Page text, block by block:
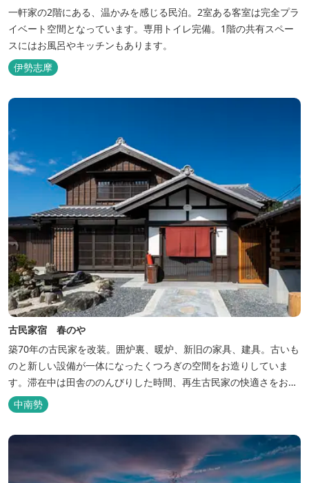
一軒家の2階にある、温かみを感じる民泊。2室ある客室は完全プラ
イベート空間となっています。専用トイレ完備。1階の共有スペー
スにはお風呂やキッチンもあります。
伊勢志摩
古民家宿 春のや
築70年の古民家を改装。囲炉裏、暖炉、新旧の家具、建具。古いも
のと新しい設備が一体になったくつろぎの空間をお造りしていま
す。滞在中は田舎ののんびりした時間、再生古民家の快適さをお楽
しみください。 【時間】 《 チェックイン 》 15：00～20：00の間
にお願いいたします。 《 チェックアウト 》 10：00まで 【御利用
中南勢